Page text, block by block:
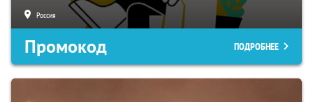
Россия
Промокод ПОДРОБНЕЕ